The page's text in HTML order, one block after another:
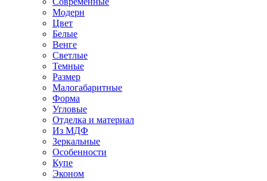
Модерн
Цвет
Белые
Венге
Светлые
Темные
Размер
Малогабаритные
Форма
Угловые
Отделка и материал
Из МДФ
Зеркальные
Особенности
Купе
Эконом